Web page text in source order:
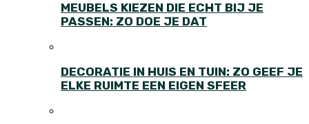
MEUBELS KIEZEN DIE ECHT BIJ JE
PASSEN: ZO DOE JE DAT
DECORATIE IN HUIS EN TUIN: ZO GEEF JE
ELKE RUIMTE EEN EIGEN SFEER